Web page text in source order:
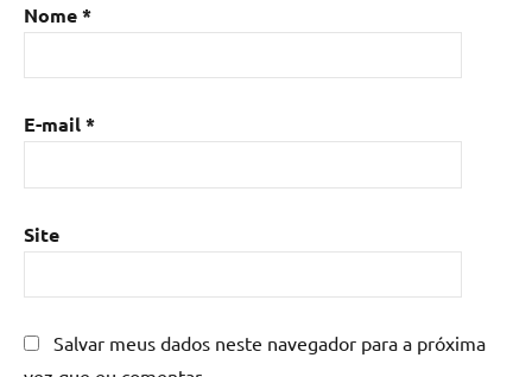
Nome*
E-mail*
Site
Salvar meus dados neste navegador para a próxima